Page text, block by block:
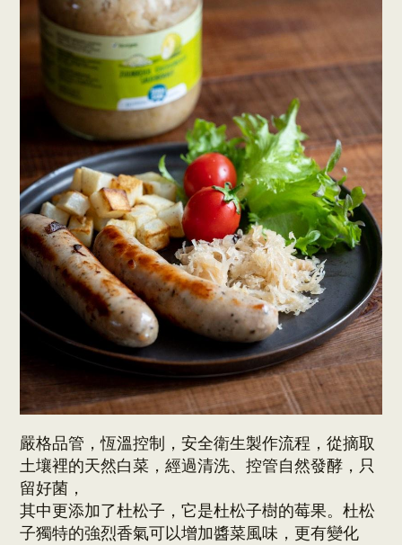
嚴格品管，恆溫控制，安全衛生製作流程，從摘取
土壤裡的天然白菜，經過清洗、控管自然發酵，只
留好菌，
其中更添加了杜松子，它是杜松子樹的莓果。 杜松
子獨特的強烈香氣可以增加醬菜風味，更有變化